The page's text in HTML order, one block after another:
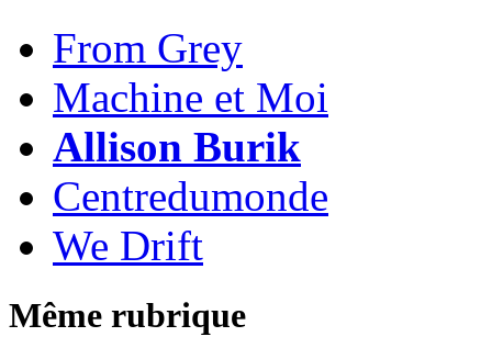
From Grey
Machine et Moi
Allison Burik
Centredumonde
We Drift
Même rubrique